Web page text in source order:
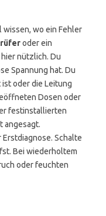
wo ein Fehler
oder ein
nützlich. Du
Spannung hat. Du
oder die Leitung
Dosen oder
festinstallierten
angesagt.
Schalte
Bei wiederholtem
oder feuchten